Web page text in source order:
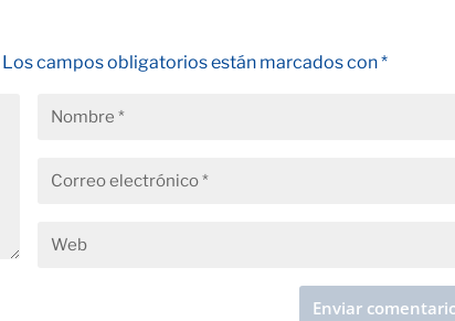
Los campos obligatorios están marcados con*